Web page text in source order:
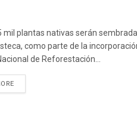
mil plantas nativas serán
como parte de la
de Reforestación...